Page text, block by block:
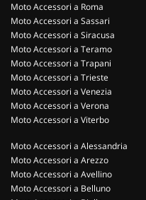
Moto Accessori a Roma
Moto Accessori a Sassari
Moto Accessori a Siracusa
Moto Accessori a Teramo
Moto Accessori a Trapani
Moto Accessori a Trieste
Moto Accessori a Venezia
Moto Accessori a Verona
Moto Accessori a Viterbo
Moto Accessori a Alessandria
Moto Accessori a Arezzo
Moto Accessori a Avellino
Moto Accessori a Belluno